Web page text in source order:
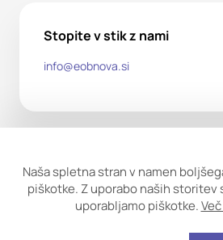
Stopite v stik z nami
info@eobnova.si
Naša spletna stran v namen
piškotke. Z uporabo naših storitev
uporabljamo piškotke.